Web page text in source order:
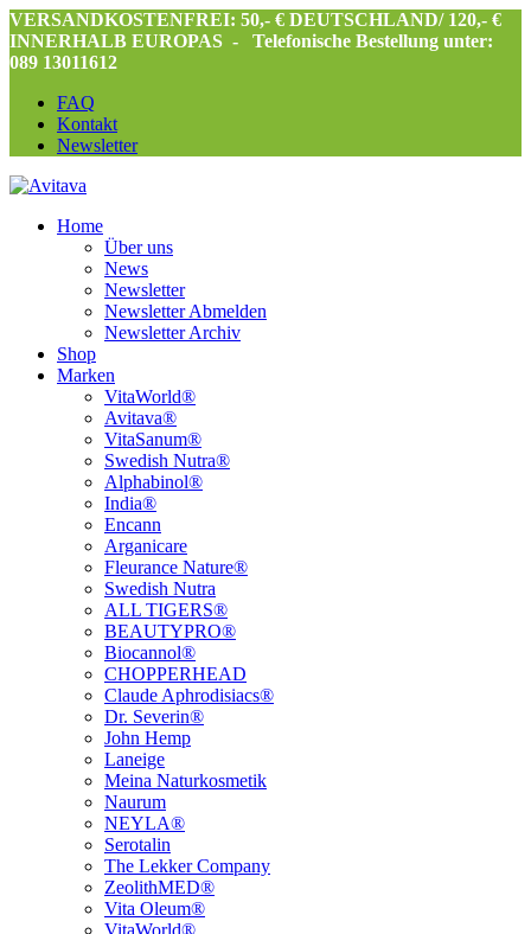
VERSANDKOSTENFREI: 50,- € DEUTSCHLAND/ 120,- €
INNERHALB EUROPAS -
Telefonische Bestellung unter:
089 13011612
FAQ
Kontakt
Newsletter
Home
Über uns
News
Newsletter
Newsletter Abmelden
Newsletter Archiv
Shop
Marken
VitaWorld®
Avitava®
VitaSanum®
Swedish Nutra®
Alphabinol®
India®
Encann
Arganicare
Fleurance Nature®
Swedish Nutra
ALL TIGERS®
BEAUTYPRO®
Biocannol®
CHOPPERHEAD
Claude Aphrodisiacs®
Dr. Severin®
John Hemp
Laneige
Meina Naturkosmetik
Naurum
NEYLA®
Serotalin
The Lekker Company
ZeolithMED®
Vita Oleum®
VitaWorld®